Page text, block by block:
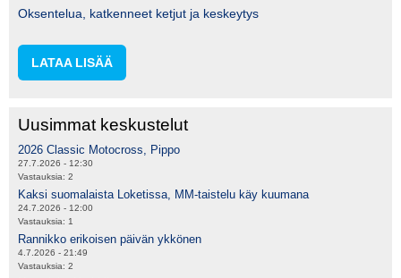
Oksentelua, katkenneet ketjut ja keskeytys
LATAA LISÄÄ
Uusimmat keskustelut
2026 Classic Motocross, Pippo
27.7.2026 - 12:30
Vastauksia: 2
Kaksi suomalaista Loketissa, MM-taistelu käy kuumana
24.7.2026 - 12:00
Vastauksia: 1
Rannikko erikoisen päivän ykkönen
4.7.2026 - 21:49
Vastauksia: 2